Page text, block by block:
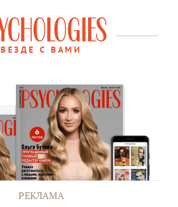
ВЕЗДЕ С ВАМИ
РЕКЛАМА